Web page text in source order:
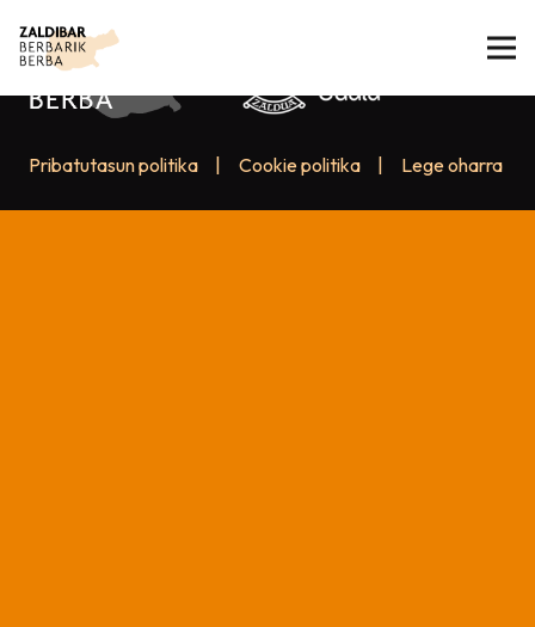
Pribatutasun politika Cookie politika Lege oharra